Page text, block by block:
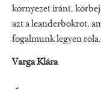
környezet iránt,
azt a leanderbokrot,
fogalmunk legyen
Varga Klára